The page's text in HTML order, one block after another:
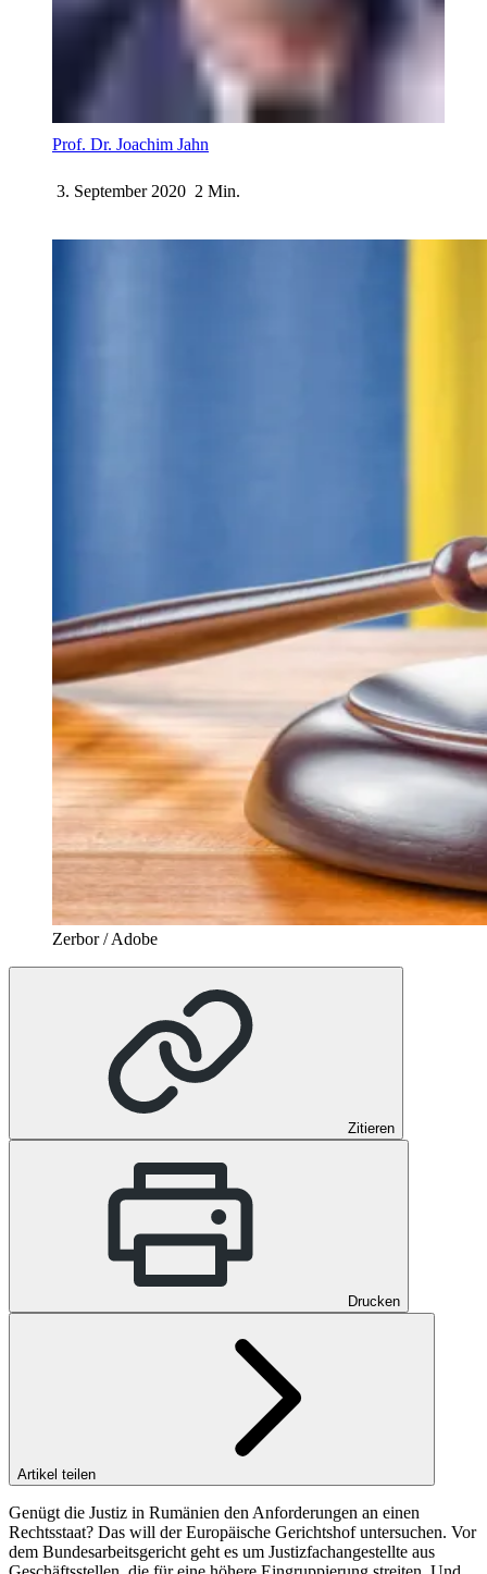
Prof. Dr. Joachim Jahn
3. September 2020 2 Min.
Zerbor / Adobe
Zitieren
Drucken
Artikel teilen
Genügt die Justiz in Rumänien den Anforderungen an einen
Rechtsstaat? Das will der Europäische Gerichtshof untersuchen. Vor
dem Bundesarbeitsgericht geht es um Justizfachangestellte aus